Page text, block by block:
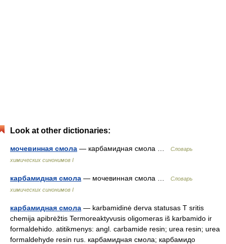
Look at other dictionaries:
мочевинная смола — карбамидная смола …
Cловарь
химических синонимов I
карбамидная смола — мочевинная смола …
Cловарь
химических синонимов I
карбамидная смола — karbamidinė derva statusas T sritis
chemija apibrėžtis Termoreaktyvusis oligomeras iš karbamido ir
formaldehido. atitikmenys: angl. carbamide resin; urea resin; urea
formaldehyde resin rus. карбамидная смола; карбамидо